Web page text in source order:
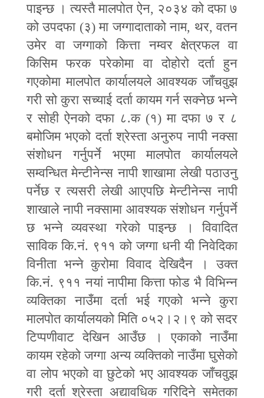
पाइन्छ । त्यस्तै मालपोत ऐन, २०३४ को दफा ७
को उपदफा (३) मा जग्गादाताको नाम, थर,वतन
उमेर वा जग्गाको कित्ता नम्वर क्षेत्रफल वा
किसिम फरक परेकोमा वा दोहोरो दर्ता हुन
गएकोमा मालपोत कार्यालयले आवश्यक जाँचवुझ
गरी सो कुरा सच्याई दर्ता कायम गर्न सक्नेछ भन्ने
र सोही ऐनको दफा ८.क (१) मा दफा ७ र ८
बमोजिम भएको दर्ता श्रेस्ता अनुरुप नापी नक्सा
संशोधन गर्नुपर्ने भएमा मालपोत कार्यालयले
सम्वन्धित मेन्टीनेन्स नापी शाखामा लेखी पठाउनु
पर्नेछ र त्यसरी लेखी आएपछि मेन्टीनेन्स नापी
शाखाले नापी नक्सामा आवश्यक संशोधन गर्नुपर्ने
छ भन्ने व्यवस्था गरेको पाइन्छ । विवादित
साविक कि.नं. ९११ को जग्गा धनी यी निवेदिका
विनीता भन्ने कुरोमा विवाद देखिदैन । उक्त
कि.नं. ९११ नयां नापीमा कित्ता फोड भै विभिन्न
व्यक्तिका नाउँमा दर्ता भई गएको भन्ने कुरा
मालपोत कार्यालयको मिति ०५२।२।९ को सदर
टिप्पणीवाट देखिन आउँछ । एकाको नाउँमा
कायम रहेको जग्गा अन्य व्यक्तिको नाउँमा घुसेको
वा लोप भएको वा छुटेको भए आवश्यक जाँचवुझ
गरी दर्ता श्रेस्ता अद्यावधिक गरिदिने समेतका